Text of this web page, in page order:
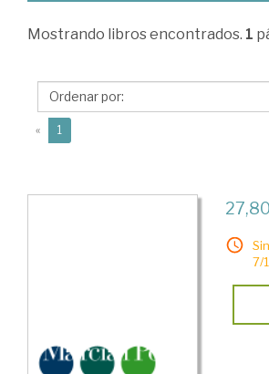
Galán
Beatriz
Mostrando libros encontrados. 1
« 1
7/